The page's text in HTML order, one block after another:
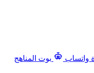
واتساب
بوت المناهج